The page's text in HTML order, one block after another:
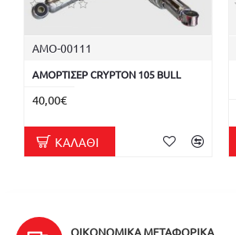
ΑΜΟ-00111
ΑΜΟΡΤΙΣΕΡ CRYPTON 105 BULL
40,00€
ΚΑΛΆΘΙ
ΟΙΚΟΝΟΜΙΚΆ ΜΕΤΑΦΟΡΙΚΆ